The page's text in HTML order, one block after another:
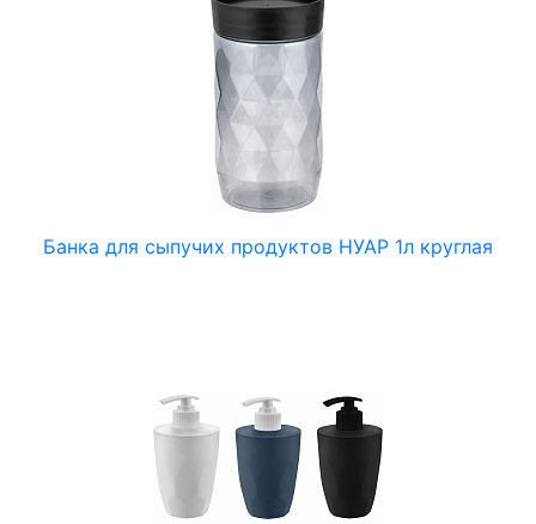
Банка для сыпучих продуктов НУАР 1л круглая